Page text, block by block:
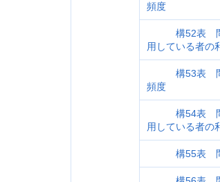
頻度
構52表 問
用している者の
構53表 問
頻度
構54表 問
用している者の
構55表 問